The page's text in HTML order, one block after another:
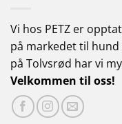
Vi hos PETZ er
på markedet til
på Tolvsrød har vi
Velkommen til oss!